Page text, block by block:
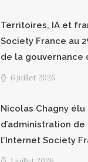
Territoires, IA et
Society France au
de la gouvernance
6 juillet 2026
Nicolas Chagny élu
d’administration de
l’Internet Society